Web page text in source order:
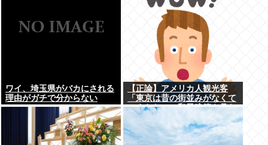
ワイ、埼玉県がバカにされる
理由がガチで分からない
【正論】アメリカ人観光客
「東京は昔の街並みがなくて
つまらない。和風建築を見た
いのにガッカリだ。」